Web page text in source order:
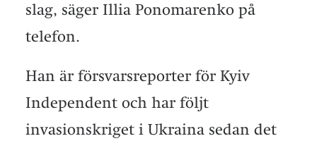
slag, säger Illia Ponomarenko på
telefon.
Han är försvarsreporter för Kyiv
Independent och har följt
invasionskriget i Ukraina sedan det